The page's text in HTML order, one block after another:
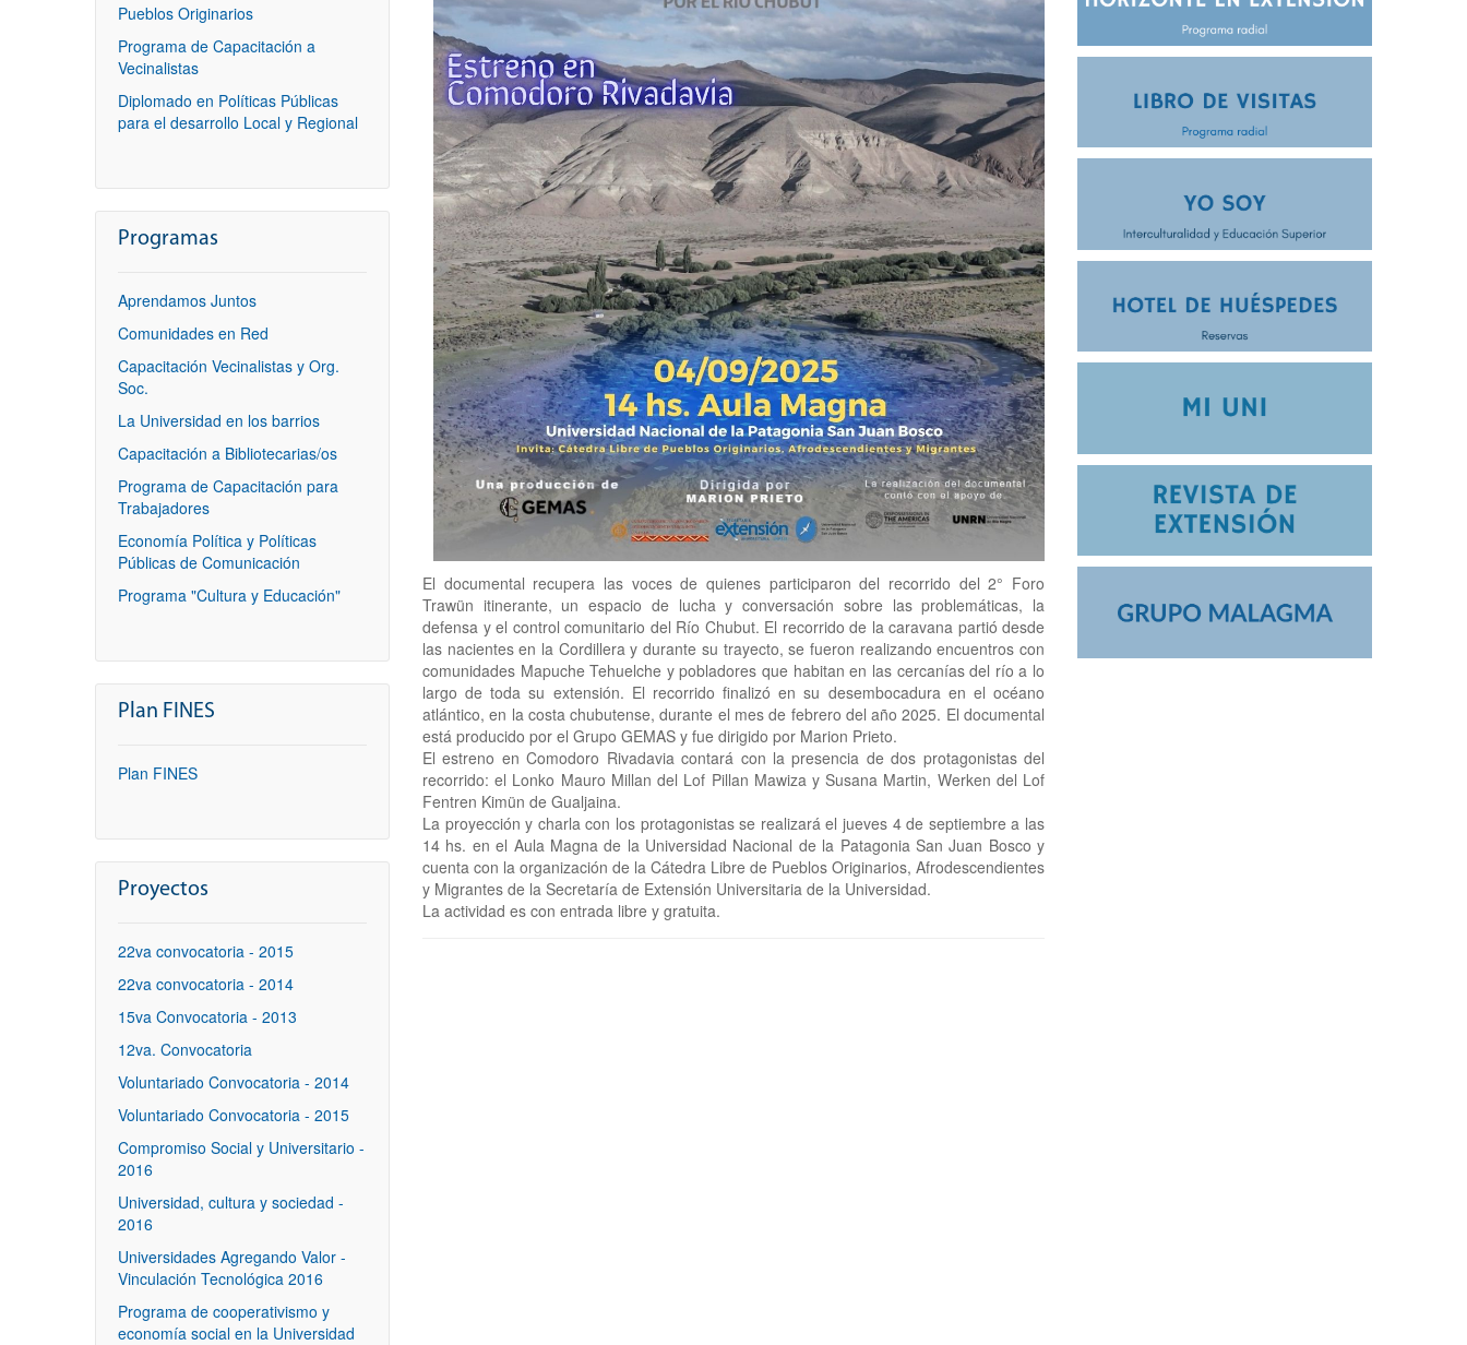
Pueblos Originarios
Programa de Capacitación a
Vecinalistas
Diplomado en Políticas Públicas
para el desarrollo Local y Regional
Programas
Aprendamos Juntos
Comunidades en Red
Capacitación Vecinalistas y Org.
Soc.
La Universidad en los barrios
Capacitación a Bibliotecarias/os
Programa de Capacitación para
Trabajadores
Economía Política y Políticas
Públicas de Comunicación
Programa "Cultura y Educación"
Plan FINES
Plan FINES
Proyectos
22va convocatoria - 2015
22va convocatoria - 2014
15va Convocatoria - 2013
12va. Convocatoria
Voluntariado Convocatoria - 2014
Voluntariado Convocatoria - 2015
Compromiso Social y Universitario -
2016
Universidad, cultura y sociedad -
2016
Universidades Agregando Valor -
Vinculación Tecnológica 2016
Programa de cooperativismo y
economía social en la Universidad
El documental recupera las voces de quienes participaron del recorrido del 2° Foro
Trawün itinerante, un espacio de lucha y conversación sobre las problemáticas, la
defensa y el control comunitario del Río Chubut. El recorrido de la caravana partió desde
las nacientes en la Cordillera y durante su trayecto, se fueron realizando encuentros con
comunidades Mapuche Tehuelche y pobladores que habitan en las cercanías del río a lo
largo de toda su extensión. El recorrido finalizó en su desembocadura en el océano
atlántico, en la costa chubutense, durante el mes de febrero del año 2025. El documental
está producido por el Grupo GEMAS y fue dirigido por Marion Prieto.
El estreno en Comodoro Rivadavia contará con la presencia de dos protagonistas del
recorrido: el Lonko Mauro Millan del Lof Pillan Mawiza y Susana Martin, Werken del Lof
Fentren Kimün de Gualjaina.
La proyección y charla con los protagonistas se realizará el jueves 4 de septiembre a las
14 hs. en el Aula Magna de la Universidad Nacional de la Patagonia San Juan Bosco y
cuenta con la organización de la Cátedra Libre de Pueblos Originarios, Afrodescendientes
y Migrantes de la Secretaría de Extensión Universitaria de la Universidad.
La actividad es con entrada libre y gratuita.